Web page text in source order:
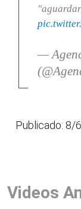
—
Publicado: 8/
Videos